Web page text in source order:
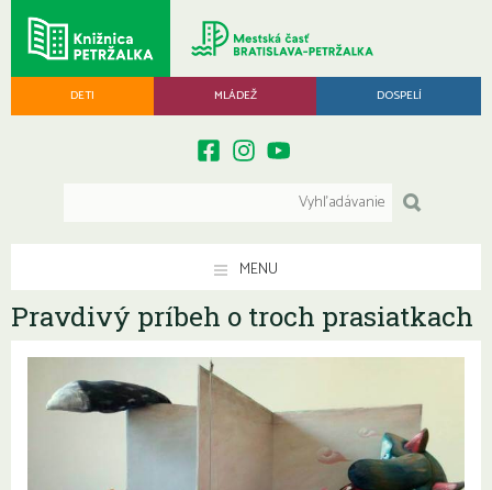
DETI MLÁDEŽ DOSPELÍ
MENU
Pravdivý príbeh o troch prasiatkach